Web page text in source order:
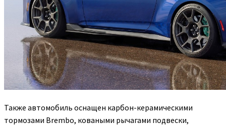
Также автомобиль оснащен карбон-керамическими
тормозами Brembo, коваными рычагами подвески,